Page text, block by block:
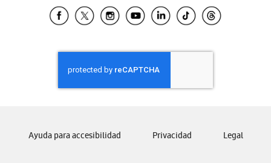
Samsung El Salvador
Samsung Honduras
Samsung Nicaragua
Samsung Panamá
Samsung Venezuela
Ayuda para accesibilidad Privacidad Legal